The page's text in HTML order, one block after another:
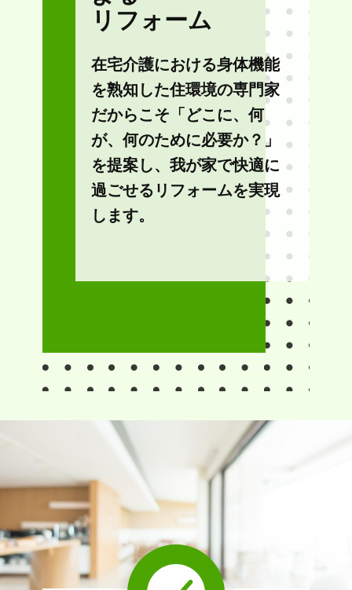
リフォーム
在宅介護における身体機能
を熟知した住環境の専門家
だからこそ「どこに、何
が、何のために必要か？」
を提案し、我が家で快適に
過ごせるリフォームを実現
します。